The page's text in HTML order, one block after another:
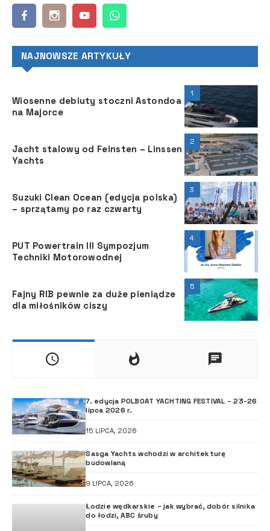
NAJNOWSZE ARTYKUŁY
1
Wiosenne debiuty stoczni Astondoa
na Majorce
2
Jacht stalowy od Feinsten – Linssen
Yachts
3
Suzuki Clean Ocean (edycja polska)
– sprzątamy po raz czwarty
4
PUT Powertrain III Sympozjum
Techniki Motorowodnej
5
Fajny RIB pewnie za duże pieniądze
dla miłośników ciszy
7. edycja POLBOAT YACHTING FESTIVAL – 23-26
lipca 2026 r.
15 LIPCA, 2026
Sasga Yachts wchodzi w architekturę
budowlaną
9 LIPCA, 2026
Łodzie wędkarskie – jak wybrać, dobór silnika
do łodzi, ABC śruby